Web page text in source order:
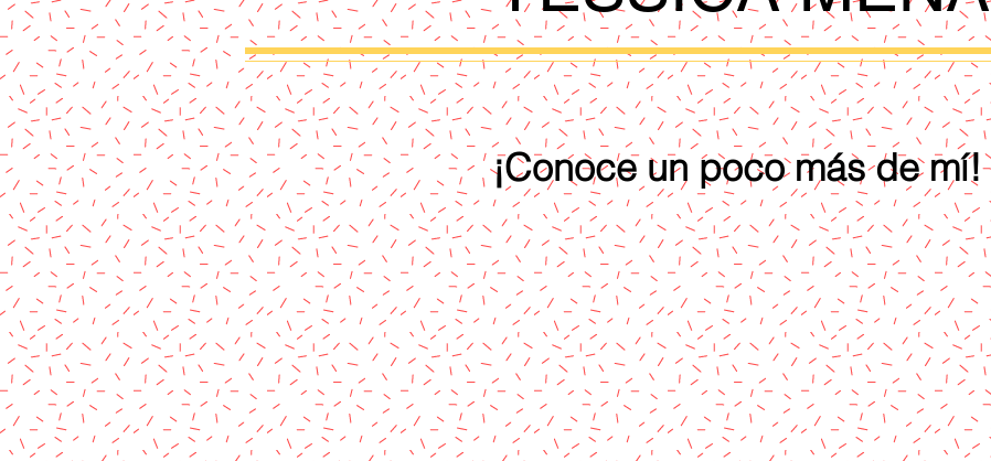
¡Conoce un poco más de mí!